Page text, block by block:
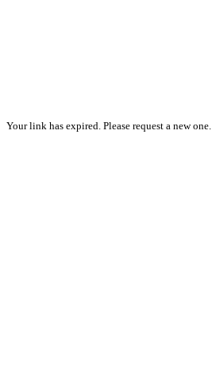
Your link has expired. Please request a new one.